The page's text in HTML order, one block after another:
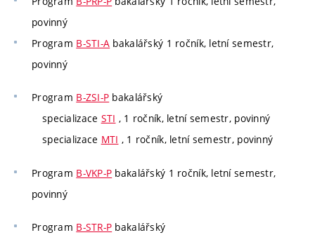
povinný
Program B-STI-A bakalářský 1 ročník, letní semestr,
povinný
Program B-ZSI-P bakalářský
specializace STI , 1 ročník, letní semestr, povinný
specializace MTI , 1 ročník, letní semestr, povinný
Program B-VKP-P bakalářský 1 ročník, letní semestr,
povinný
Program B-STR-P bakalářský